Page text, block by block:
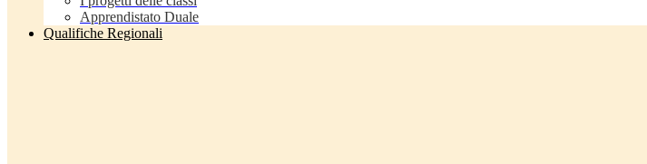
Apprendistato Duale
Qualifiche Regionali